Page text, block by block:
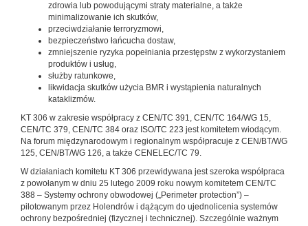
zdrowia lub powodującymi straty materialne, a także
minimalizowanie ich skutków,
przeciwdziałanie terroryzmowi,
bezpieczeństwo łańcucha dostaw,
zmniejszenie ryzyka popełniania przestępstw z wykorzystaniem
produktów i usług,
służby ratunkowe,
likwidacja skutków użycia BMR i wystąpienia naturalnych
kataklizmów.
KT 306 w zakresie współpracy z CEN/TC 391, CEN/TC 164/WG 15,
CEN/TC 379, CEN/TC 384 oraz ISO/TC 223 jest komitetem wiodącym.
Na forum międzynarodowym i regionalnym współpracuje z CEN/BT/WG
125, CEN/BT/WG 126, a także CENELEC/TC 79.
W działaniach komitetu KT 306 przewidywana jest szeroka współpraca
z powołanym w dniu 25 lutego 2009 roku nowym komitetem CEN/TC
388 – Systemy ochrony obwodowej („Perimeter protection”) –
pilotowanym przez Holendrów i dążącym do ujednolicenia systemów
ochrony bezpośredniej (fizycznej i technicznej). Szczególnie ważnym